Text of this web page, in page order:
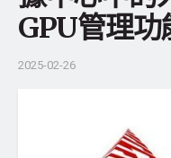
GPU管理功
2025-02-26